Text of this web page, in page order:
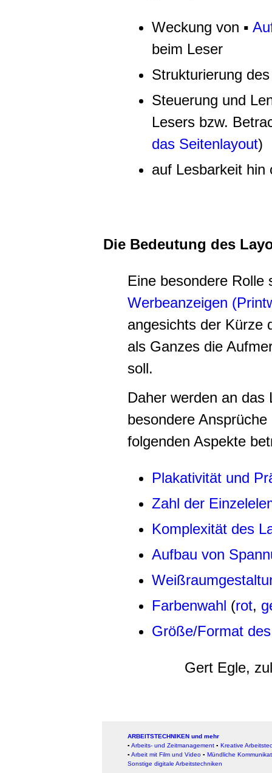
Weckung von ▪
beim Leser
Strukturierung
Steuerung und
Lesers bzw.
das Seitenlayout)
auf Lesbarkeit hin
Die Bedeutung des
Eine besondere Rolle
Werbeanzeigen
angesichts der Kürze
als Ganzes die
soll.
Daher werden an
besondere
folgenden Aspekte
Plakativität und
Zahl der
Komplexität des
Aufbau von
Farbenwahl (rot,
Größe/Format
Gert Egle,
ARBEITSTECHNIKEN und mehr
▪ Arbeits- und Zeitmanagement ▪ Kreative
▪ Arbeit mit Film und Video ▪ Mündliche
Sonstige digitale Arbeitstechniken